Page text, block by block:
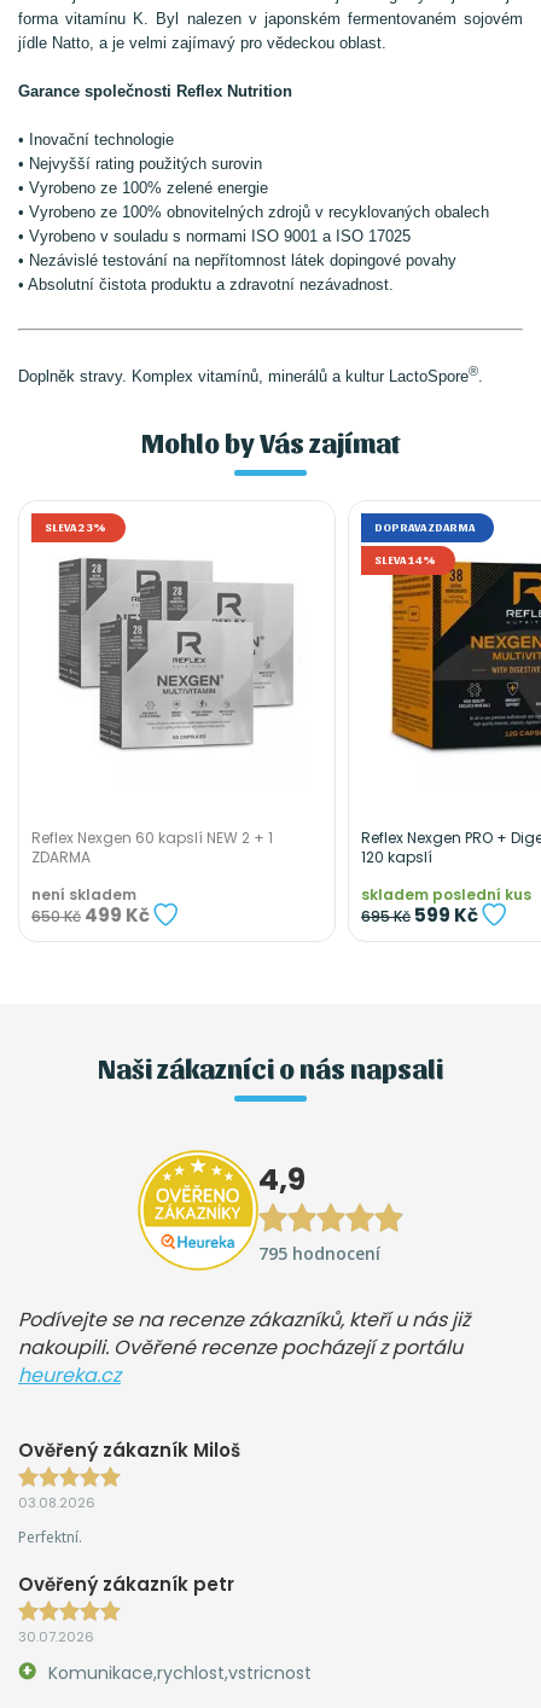
forma vitamínu K. Byl nalezen v japonském fermentovaném sojovém
jídle Natto, a je velmi zajímavý pro vědeckou oblast.
Garance společnosti Reflex Nutrition
• Inovační technologie
• Nejvyšší rating použitých surovin
• Vyrobeno ze 100% zelené energie
• Vyrobeno ze 100% obnovitelných zdrojů v recyklovaných obalech
• Vyrobeno v souladu s normami ISO 9001 a ISO 17025
• Nezávislé testování na nepřítomnost látek dopingové povahy
• Absolutní čistota produktu a zdravotní nezávadnost.
Doplněk stravy. Komplex vitamínů, minerálů a kultur LactoSpore®.
Mohlo by Vás zajímat
SLEVA 23%
Reflex Nexgen 60 kapslí NEW 2 + 1
ZDARMA
není skladem
650 Kč 499 Kč
DOPRAVA ZDARMA
SLEVA 14%
Reflex Nexgen PRO +
120 kapslí
skladem poslední kus
695 Kč 599 Kč
Naši zákazníci o nás napsali
4,9
795 hodnocení
Podívejte se na recenze zákazníků, kteří u nás již
nakoupili. Ověřené recenze pocházejí z portálu
heureka.cz
Ověřený zákazník Miloš
03.08.2026
Perfektní.
Ověřený zákazník petr
30.07.2026
Komunikace,rychlost,vstricnost